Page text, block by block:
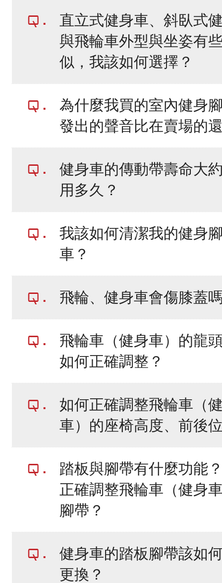
直立式健身車、斜臥式
與飛輪車外型與坐姿有
似，我該如何選擇？
為什麼我買的室內健身
發出的聲音比在賣場的
健身車的傳動帶壽命大
用多久？
我該如何清潔我的健身
車？
飛輪、健身車會傷膝蓋
飛輪車（健身車）的龍
如何正確調整？
如何正確調整飛輪車（
車）的座椅高度、前後
踏板與腳帶有什麼功能
正確調整飛輪車（健身
腳帶？
健身車的踏板腳帶該如
更換？